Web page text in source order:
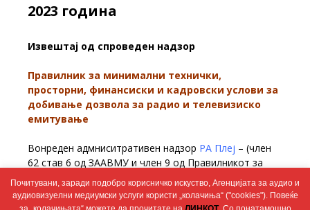
2023 година
Извештај од спроведен надзор
Правилник за минимални технички,
просторни, финансиски и кадровски услови за
добивање дозвола за радио и телевизиско
емитување
Вонреден адмниситративен надзор РА Плеј – (член
62 став 6 од ЗААВМУ и член 9 од Правилникот за
минимални технички, просторни, финансиски и
кадровски услови за добивање дозвола за радио и
телевизиско емитување) – 09.11.2023
Почитувани, заради подобро корисничко искуство, Агенцијата за аудио и
аудиовизуелни медиумски услуги користи „колачиња“ ("cookies"). Повеќе